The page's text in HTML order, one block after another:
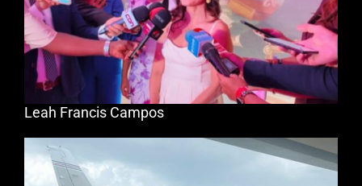
Leah Francis Campos